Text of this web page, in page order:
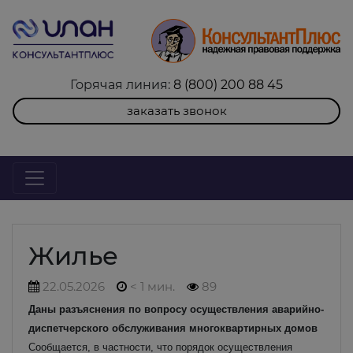
Горячая линия: 8 (800) 200 88 45
заказать звонок
Жилье
22.05.2026 < 1 мин. 89
Даны разъяснения по вопросу осуществления аварийно-
диспетчерского обслуживания многоквартирных домов
Сообщается, в частности, что порядок осуществления